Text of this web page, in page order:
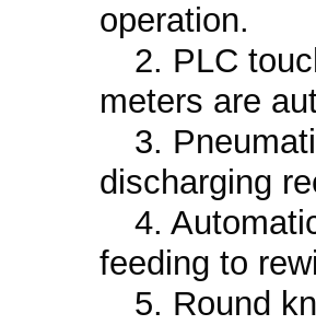
operation.
2. PLC
meters are
3.
discharging
4.
feeding to
5. Round